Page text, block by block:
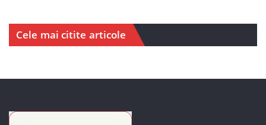
Cele mai citite articole